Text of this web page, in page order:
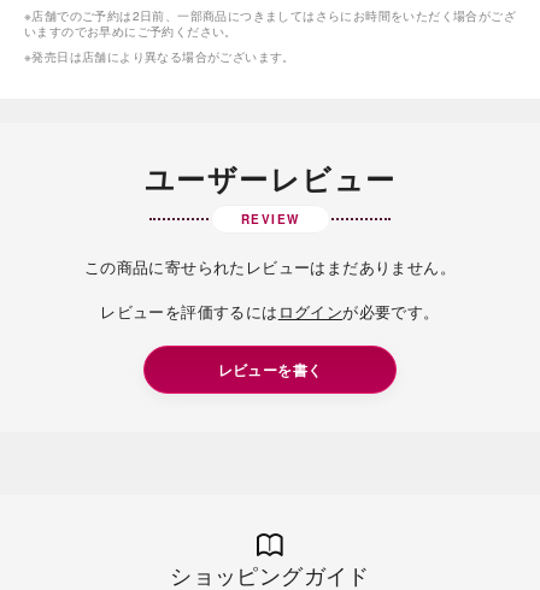
※店舗でのご予約は2日前、一部商品につきましてはさらにお時間をいただく場合がござ
いますのでお早めにご予約ください。
※発売日は店舗により異なる場合がございます。
ユーザーレビュー
REVIEW
この商品に寄せられたレビューはまだありません。
レビューを評価するには ログインが必要です。
レビューを書く
ショッピングガイド